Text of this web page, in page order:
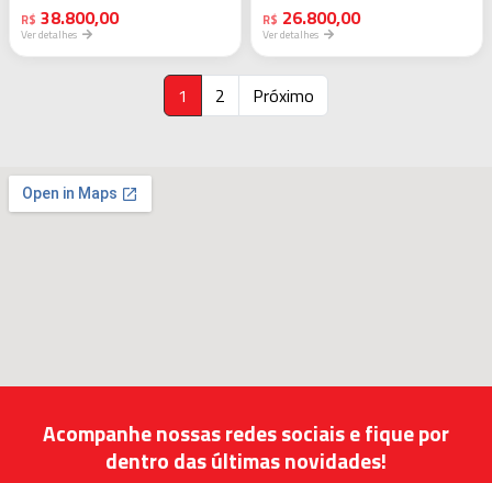
R$ 38.800,00
Ver detalhes
R$ 26.800,00
Ver detalhes
1 2 Próximo
Acompanhe nossas redes sociais e fique por
dentro das últimas novidades!